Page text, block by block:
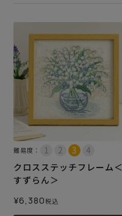
難易度：
クロスステッチフレーム＜
すずらん＞
¥6,380税込